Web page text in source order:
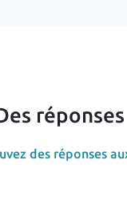
des réponses